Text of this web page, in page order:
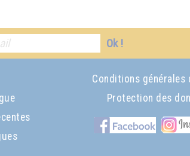
Ok !
Conditions générales
Protection des